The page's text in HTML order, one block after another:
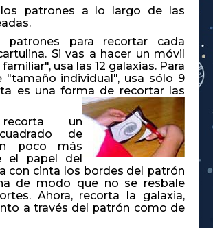
patrones a lo largo de las
para recortar cada
Si vas a hacer un móvil
usa las 12 galaxias. Para
"tamaño individual", usa sólo 9
es una forma de recortar las
un
de
poco más
el papel del
con cinta los bordes del patrón
de modo que no se resbale
Ahora, recorta la galaxia,
a través del patrón como de